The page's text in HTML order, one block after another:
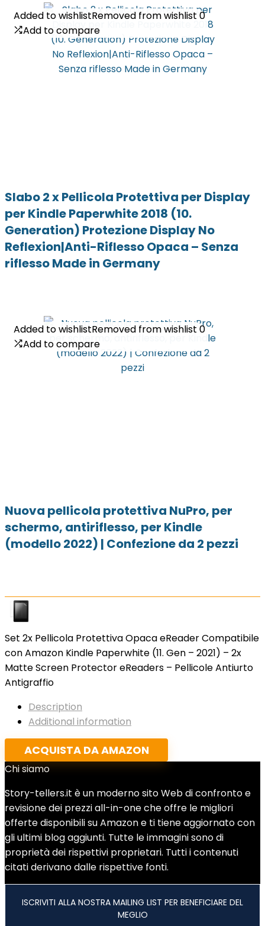
Added to wishlistRemoved from wishlist 0
Add to compare
Slabo 2 x Pellicola Protettiva per Display
per Kindle Paperwhite 2018 (10.
Generation) Protezione Display No
Reflexion|Anti-Riflesso Opaca – Senza
riflesso Made in Germany
Added to wishlistRemoved from wishlist 0
Add to compare
Added to wishlistRemoved from wishlist 0
Add to compare
Nuova pellicola protettiva NuPro, per
schermo, antiriflesso, per Kindle
(modello 2022) | Confezione da 2 pezzi
Added to wishlistRemoved from wishlist 0
Add to compare
Set 2x Pellicola Protettiva Opaca eReader Compatibile
con Amazon Kindle Paperwhite (11. Gen – 2021) – 2x
Matte Screen Protector eReaders – Pellicole Antiurto
Antigraffio
Description
Additional information
ACQUISTA DA AMAZON
Chi siamo
Story-tellers.it è un moderno sito Web di confronto e
revisione dei prezzi all-in-one che offre le migliori
offerte disponibili su Amazon e ti tiene aggiornato con
gli ultimi blog aggiunti. Tutte le immagini sono di
proprietà dei rispettivi proprietari. Tutti i contenuti
citati derivano dalle rispettive fonti.
ISCRIVITI ALLA NOSTRA MAILING LIST PER BENEFICIARE DEL
MEGLIO